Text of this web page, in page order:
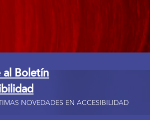
al Boletín
NOVEDADES EN ACCESIBILIDAD